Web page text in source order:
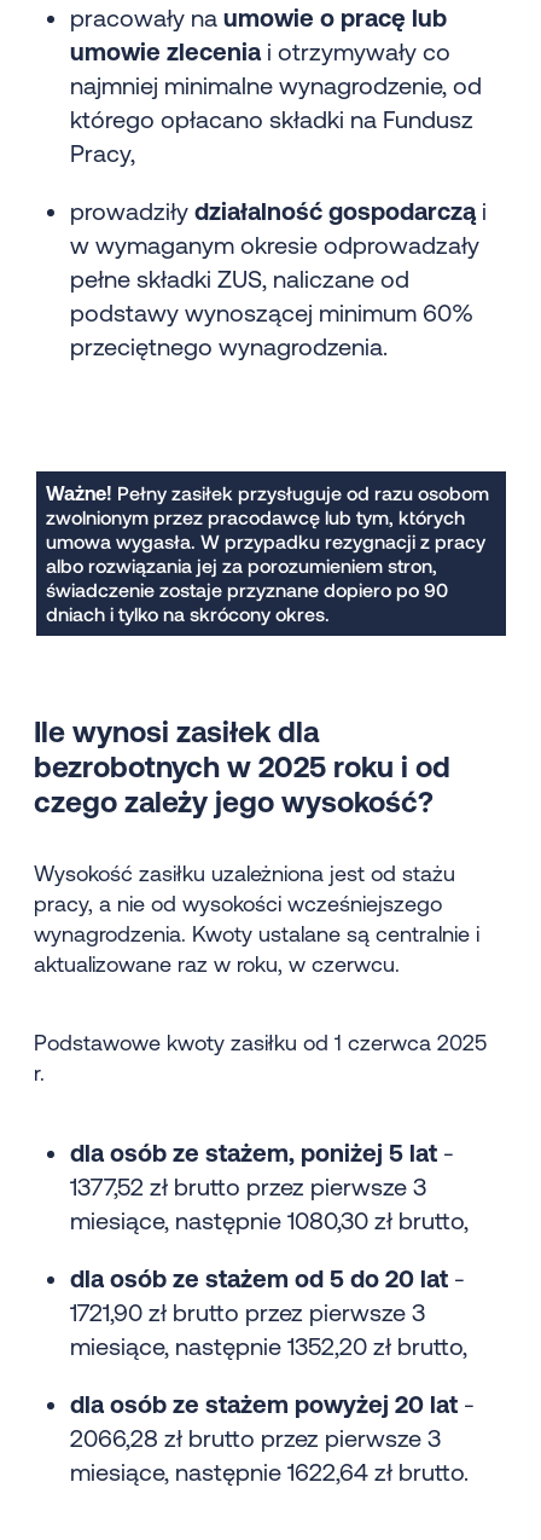
pracowały na umowie o pracę lub
umowie zlecenia i otrzymywały co
najmniej minimalne wynagrodzenie, od
którego opłacano składki na Fundusz
Pracy,
prowadziły działalność gospodarczą i
w wymaganym okresie odprowadzały
pełne składki ZUS, naliczane od
podstawy wynoszącej minimum 60%
przeciętnego wynagrodzenia.
Ważne! Pełny zasiłek przysługuje od razu osobom
zwolnionym przez pracodawcę lub tym, których
umowa wygasła. W przypadku rezygnacji z pracy
albo rozwiązania jej za porozumieniem stron,
świadczenie zostaje przyznane dopiero po 90
dniach i tylko na skrócony okres.
Ile wynosi zasiłek dla
bezrobotnych w 2025 roku i od
czego zależy jego wysokość?
Wysokość zasiłku uzależniona jest od stażu
pracy, a nie od wysokości wcześniejszego
wynagrodzenia. Kwoty ustalane są centralnie i
aktualizowane raz w roku, w czerwcu.
Podstawowe kwoty zasiłku od 1 czerwca 2025
r.
dla osób ze stażem, poniżej 5 lat -
1377,52 zł brutto przez pierwsze 3
miesiące, następnie 1080,30 zł brutto,
dla osób ze stażem od 5 do 20 lat -
1721,90 zł brutto przez pierwsze 3
miesiące, następnie 1352,20 zł brutto,
dla osób ze stażem powyżej 20 lat -
2066,28 zł brutto przez pierwsze 3
miesiące, następnie 1622,64 zł brutto.